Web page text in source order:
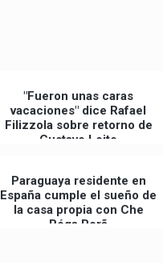
"Fueron unas caras
vacaciones" dice Rafael
Filizzola sobre retorno de
Gustavo Leite
Paraguaya residente en
España cumple el sueño de
la casa propia con Che
Róga Porã